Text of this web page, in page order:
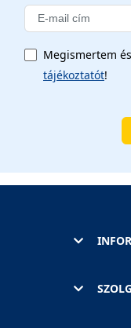
Megismertem
tájékoztatót!